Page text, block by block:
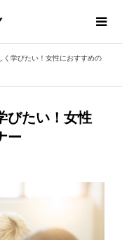
く学びたい！女性におすすめの
びたい！女性
ー